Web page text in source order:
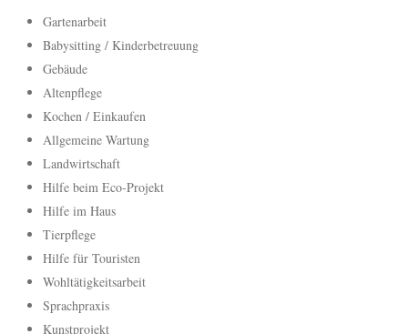
Gartenarbeit
Babysitting / Kinderbetreuung
Gebäude
Altenpflege
Kochen / Einkaufen
Allgemeine Wartung
Landwirtschaft
Hilfe beim Eco-Projekt
Hilfe im Haus
Tierpflege
Hilfe für Touristen
Wohltätigkeitsarbeit
Sprachpraxis
Kunstprojekt